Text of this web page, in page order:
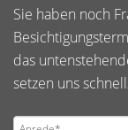
Sie haben noch
das
setzen uns